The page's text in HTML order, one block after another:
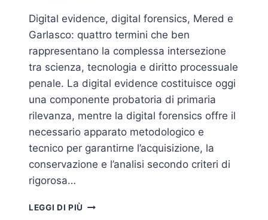
Digital evidence, digital forensics, Mered e
Garlasco: quattro termini che ben
rappresentano la complessa intersezione
tra scienza, tecnologia e diritto processuale
penale. La digital evidence costituisce oggi
una componente probatoria di primaria
rilevanza, mentre la digital forensics offre il
necessario apparato metodologico e
tecnico per garantirne l’acquisizione, la
conservazione e l’analisi secondo criteri di
rigorosa…
LEGGI DI PIÙ PRECEDENTI